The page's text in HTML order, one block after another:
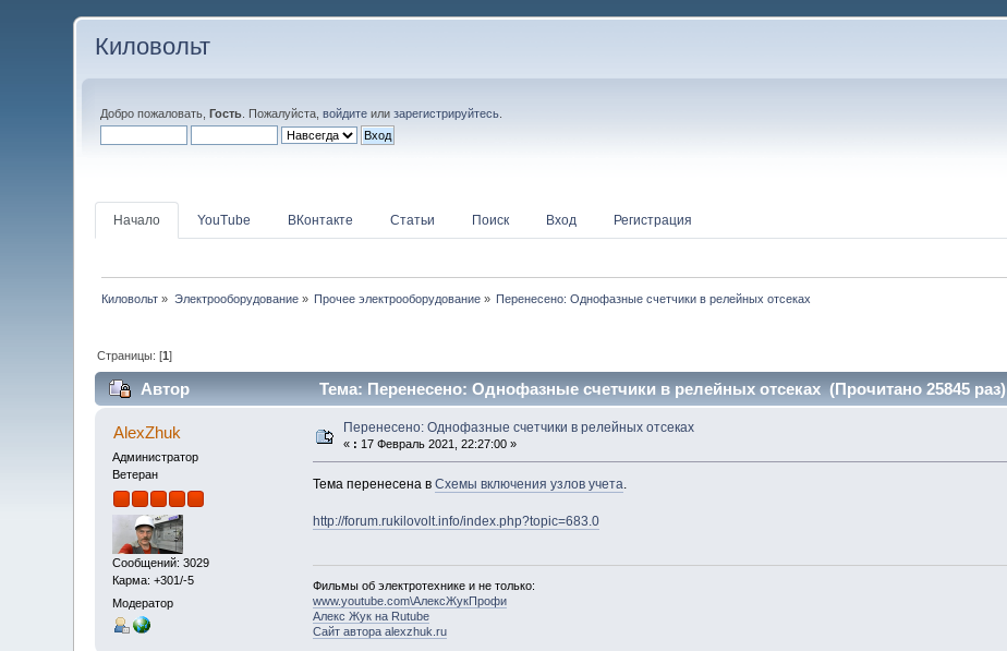
Киловольт
Добро пожаловать,Гость . Пожалуйста,войдите илизарегистрируйтесь
Начало YouTube ВКонтакте Статьи Поиск Вход Регистрация
Киловольт » Электрооборудование» Прочее электрооборудование » Перенесено: Однофазные счетчики в релейных отсеках
Страницы: [1]
Автор Тема: Перенесено: Однофазные счетчики в релейных отсеках (Прочитано 25845 раз)
AlexZhuk
Администратор
Ветеран
Сообщений: 3029
Карма: +301/-5
Модератор
Перенесено: Однофазные счетчики в релейных отсеках
« : 17 Февраль 2021, 22:27:00 »
Тема перенесена в Схемы включения узлов учета.
http://forum.rukilovolt.info/index.php?topic=683.0
Фильмы об электротехнике и не только:
www.youtube.com\АлексЖукПрофи
Алекс Жук на Rutube
Сайт автора alexzhuk.ru